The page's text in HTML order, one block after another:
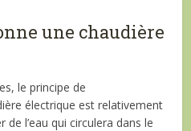
une chaudière
le principe de
électrique est relativement
de l’eau qui circulera dans le